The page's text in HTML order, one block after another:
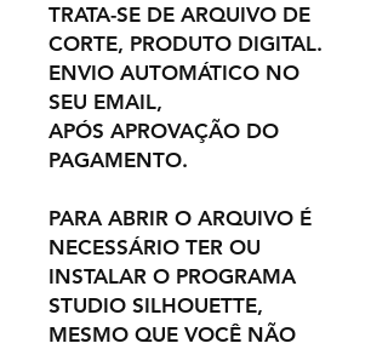
TRATA-SE DE ARQUIVO DE
CORTE, PRODUTO DIGITAL.
ENVIO AUTOMÁTICO NO
SEU EMAIL,
APÓS APROVAÇÃO DO
PAGAMENTO.
PARA ABRIR O ARQUIVO É
NECESSÁRIO TER OU
INSTALAR O PROGRAMA
STUDIO SILHOUETTE,
MESMO QUE VOCÊ NÃO